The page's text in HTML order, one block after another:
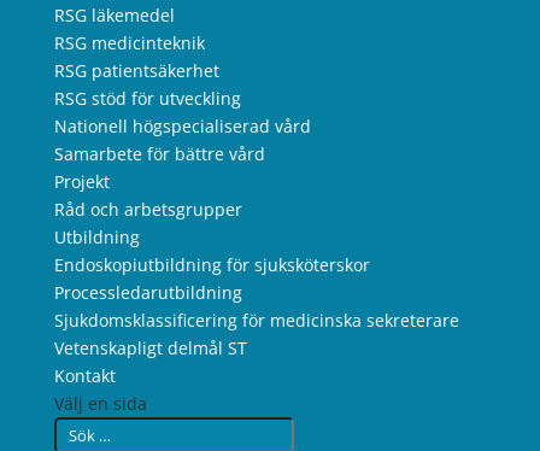
RSG läkemedel
RSG medicinteknik
RSG patientsäkerhet
RSG stöd för utveckling
Nationell högspecialiserad vård
Samarbete för bättre vård
Projekt
Råd och arbetsgrupper
Utbildning
Endoskopiutbildning för sjuksköterskor
Processledarutbildning
Sjukdomsklassificering för medicinska sekreterare
Vetenskapligt delmål ST
Kontakt
Välj en sida